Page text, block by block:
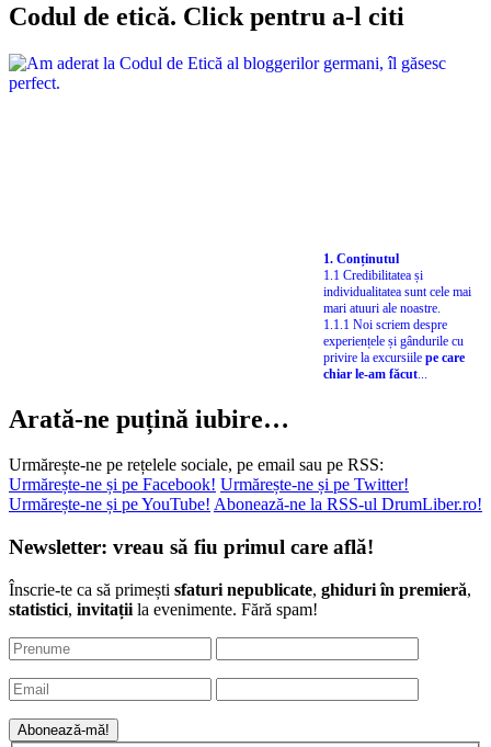
Codul de etică. Click pentru a-l citi
1. Conținutul
1.1 Credibilitatea și
individualitatea sunt cele mai
mari atuuri ale noastre.
1.1.1 Noi scriem despre
experiențele și gândurile cu
privire la excursiile pe care
chiar le-am făcut
Arată-ne puțină iubire…
Urmărește-ne pe rețelele sociale, pe email sau pe RSS:
Urmărește-ne și pe Facebook! Urmărește-ne și pe Twitter!
Urmărește-ne și pe YouTube! Abonează-ne la RSS-ul DrumLiber.ro!
Newsletter: vreau să fiu primul care află!
Înscrie-te ca să primești sfaturi nepublicate, ghiduri în premieră,
statistici, invitații la evenimente. Fără spam!